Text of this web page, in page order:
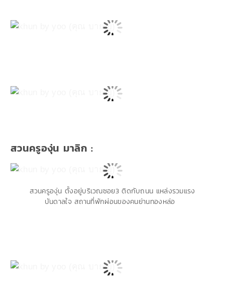
สวนครูองุ่น มาลิก :
สวนครูองุ่น ตั้งอยู่บริเวณซอย3 ติดกับถนน แหล่งรวมแรง
บันดาลใจ สถานที่พักผ่อนของคนย่านทองหล่อ